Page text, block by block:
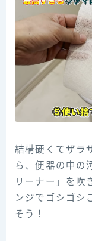
結構硬くてザラ
ら、便器の中の
リーナー」を吹
ンジでゴシゴ
そう！